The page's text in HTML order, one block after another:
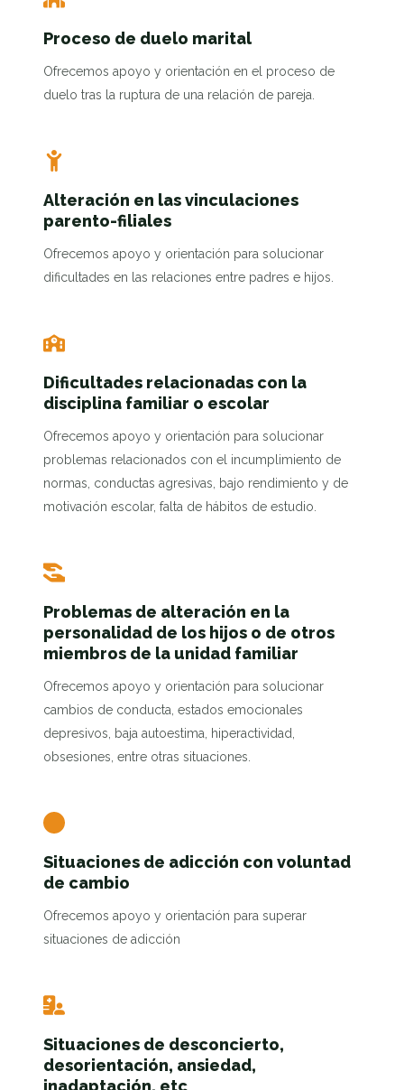
Proceso de duelo marital
Ofrecemos apoyo y orientación en el proceso de
duelo tras la ruptura de una relación de pareja.
Alteración en las vinculaciones
parento-filiales
Ofrecemos apoyo y orientación para solucionar
dificultades en las relaciones entre padres e hijos.
Dificultades relacionadas con la
disciplina familiar o escolar
Ofrecemos apoyo y orientación para solucionar
problemas relacionados con el incumplimiento de
normas, conductas agresivas, bajo rendimiento y de
motivación escolar, falta de hábitos de estudio.
Problemas de alteración en la
personalidad de los hijos o de otros
miembros de la unidad familiar
Ofrecemos apoyo y orientación para solucionar
cambios de conducta, estados emocionales
depresivos, baja autoestima, hiperactividad,
obsesiones, entre otras situaciones.
Situaciones de adicción con voluntad
de cambio
Ofrecemos apoyo y orientación para superar
situaciones de adicción
Situaciones de desconcierto,
desorientación, ansiedad,
inadaptación, etc